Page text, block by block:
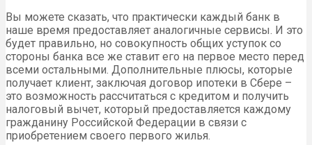
Вы можете сказать, что практически каждый банк в
наше время предоставляет аналогичные сервисы. И это
будет правильно, но совокупность общих уступок со
стороны банка все же ставит его на первое место перед
всеми остальными. Дополнительные плюсы, которые
получает клиент, заключая договор ипотеки в Сбере –
это возможность рассчитаться с кредитом и получить
налоговый вычет, который предоставляется каждому
гражданину Российской Федерации в связи с
приобретением своего первого жилья.